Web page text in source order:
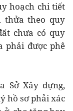
hoạch chi tiết
thửa theo quy
chưa có quy
phải được phê
Sở Xây dựng,
hồ sơ phải xác